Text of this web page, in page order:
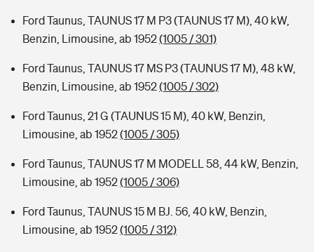
Ford Taunus, TAUNUS 17 M P3 (TAUNUS 17 M), 40 kW,
Benzin, Limousine, ab 1952(1005 / 301)
Ford Taunus, TAUNUS 17 MS P3 (TAUNUS 17 M), 48 kW,
Benzin, Limousine, ab 1952(1005 / 302)
Ford Taunus, 21 G (TAUNUS 15 M), 40 kW, Benzin,
Limousine, ab 1952(1005 / 305)
Ford Taunus, TAUNUS 17 M MODELL 58, 44 kW, Benzin,
Limousine, ab 1952(1005 / 306)
Ford Taunus, TAUNUS 15 M BJ. 56, 40 kW, Benzin,
Limousine, ab 1952(1005 / 312)